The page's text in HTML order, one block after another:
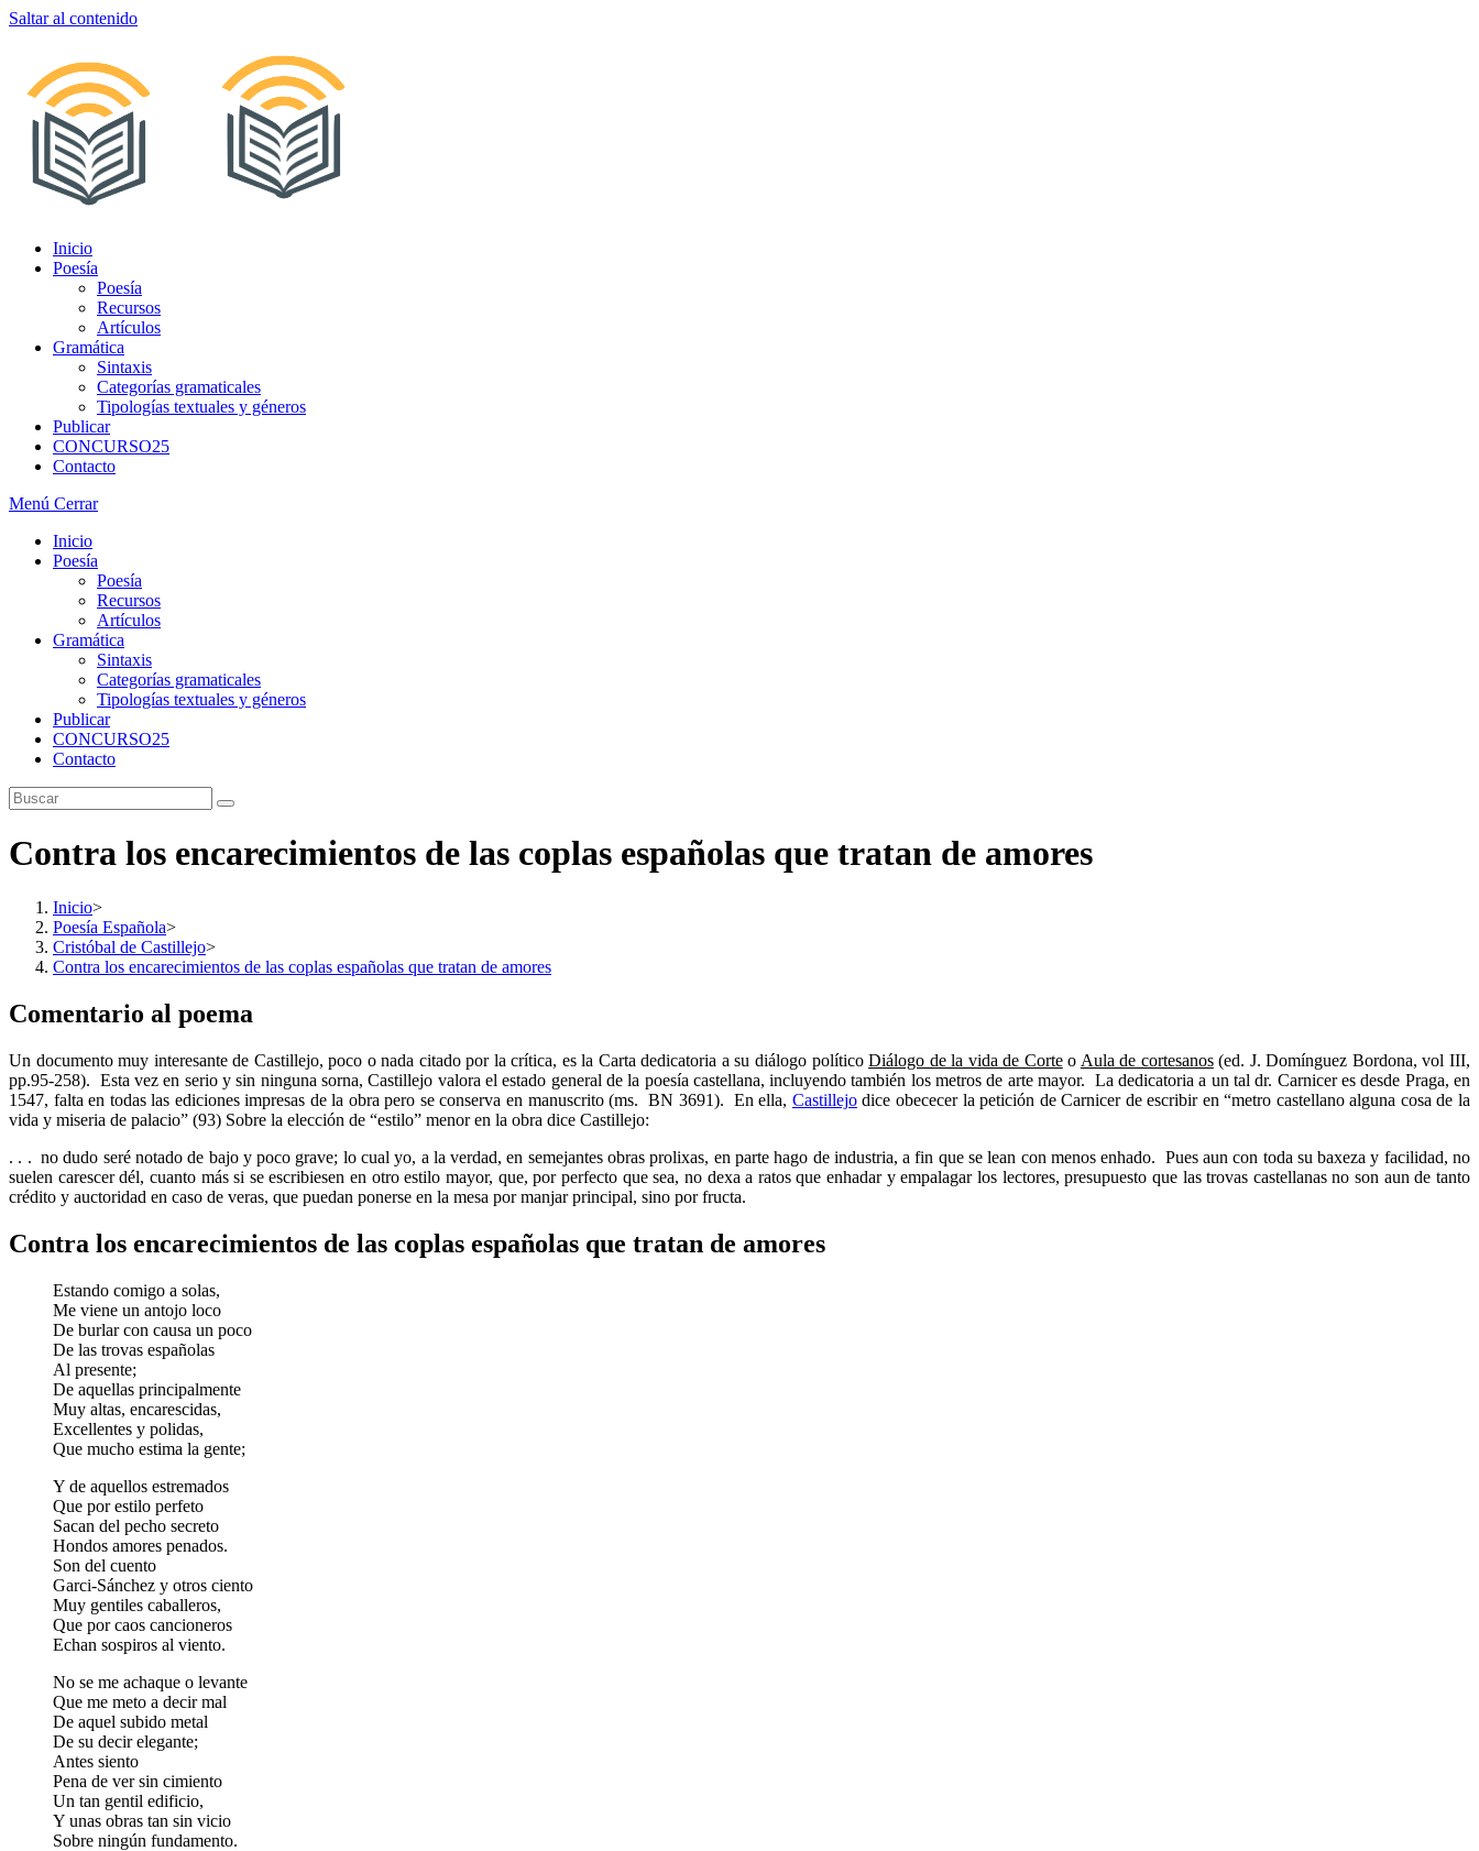
Saltar al contenido
Inicio
Poesía
Poesía
Recursos
Artículos
Gramática
Sintaxis
Categorías gramaticales
Tipologías textuales y géneros
Publicar
CONCURSO25
Contacto
Menú Cerrar
Inicio
Poesía
Poesía
Recursos
Artículos
Gramática
Sintaxis
Categorías gramaticales
Tipologías textuales y géneros
Publicar
CONCURSO25
Contacto
Contra los encarecimientos de las coplas españolas que tratan de amores
Inicio>
Poesía Española>
Cristóbal de Castillejo>
Contra los encarecimientos de las coplas españolas que tratan de amores
Comentario al poema
Un documento muy interesante de Castillejo, poco o nada citado por la crítica, es la Carta dedicatoria a su diálogo políticoDiálogo de la vida de Corteo Aula de cortesanos(ed. J. Domínguez Bordona, vol III,
pp.95-258). Esta vez en serio y sin ninguna sorna, Castillejo valora el estado general de la poesía castellana, incluyendo también los metros de arte mayor. La dedicatoria a un tal dr. Carnicer es desde Praga, en
1547, falta en todas las ediciones impresas de la obra pero se conserva en manuscrito (ms. BN 3691). En ella, Castillejodice obececer la petición de Carnicer de escribir en “metro castellano alguna cosa de la
vida y miseria de palacio” (93) Sobre la elección de “estilo” menor en la obra dice Castillejo:
. . . no dudo seré notado de bajo y poco grave; lo cual yo, a la verdad, en semejantes obras prolixas, en parte hago de industria, a fin que se lean con menos enhado. Pues aun con toda su baxeza y facilidad, no
suelen carescer dél, cuanto más si se escribiesen en otro estilo mayor, que, por perfecto que sea, no dexa a ratos que enhadar y empalagar los lectores, presupuesto que las trovas castellanas no son aun de tanto
crédito y auctoridad en caso de veras, que puedan ponerse en la mesa por manjar principal, sino por fructa.
Contra los encarecimientos de las coplas españolas que tratan de amores
Estando comigo a solas,
Me viene un antojo loco
De burlar con causa un poco
De las trovas españolas
Al presente;
De aquellas principalmente
Muy altas, encarescidas,
Excellentes y polidas,
Que mucho estima la gente;
Y de aquellos estremados
Que por estilo perfeto
Sacan del pecho secreto
Hondos amores penados.
Son del cuento
Garci-Sánchez y otros ciento
Muy gentiles caballeros,
Que por caos cancioneros
Echan sospiros al viento.
No se me achaque o levante
Que me meto a decir mal
De aquel subido metal
De su decir elegante;
Antes siento
Pena de ver sin cimiento
Un tan gentil edificio,
Y unas obras tan sin vicio
Sobre ningún fundamento.